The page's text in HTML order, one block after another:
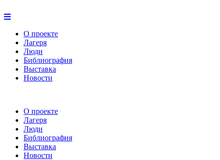
О проекте
Лагеря
Люди
Библиография
Выставка
Новости
О проекте
Лагеря
Люди
Библиография
Выставка
Новости